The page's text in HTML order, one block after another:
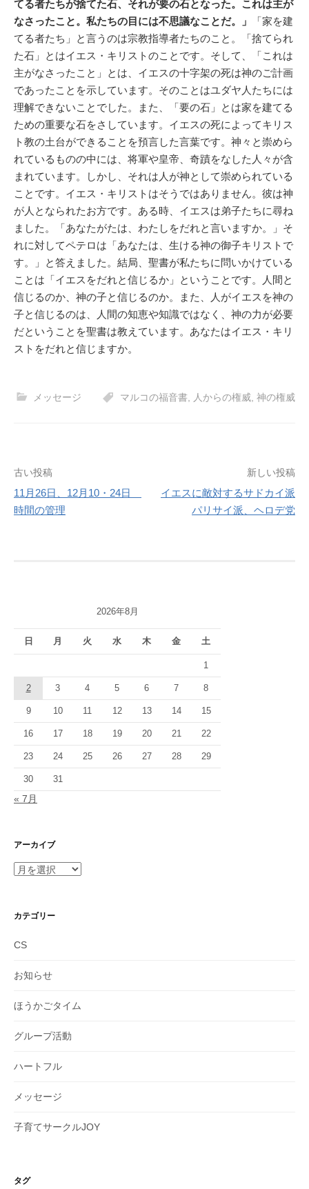
てる者たちが捨てた石、それが要の石となった。これは主が
なさったこと。私たちの目には不思議なことだ。」
「家を建
てる者たち」と言うのは宗教指導者たちのこと。「捨てられ
た石」とはイエス・キリストのことです。そして、「これは
主がなさったこと」とは、イエスの十字架の死は神のご計画
であったことを示しています。そのことはユダヤ人たちには
理解できないことでした。また、「要の石」とは家を建てる
ための重要な石をさしています。イエスの死によってキリス
ト教の土台ができることを預言した言葉です。神々と崇めら
れているものの中には、将軍や皇帝、奇蹟をなした人々が含
まれています。しかし、それは人が神として崇められている
ことです。イエス・キリストはそうではありません。彼は神
が人となられたお方です。ある時、イエスは弟子たちに尋ね
ました。「あなたがたは、わたしをだれと言いますか。」そ
れに対してペテロは「あなたは、生ける神の御子キリストで
す。」と答えました。結局、聖書が私たちに問いかけている
ことは「イエスをだれと信じるか」ということです。人間と
信じるのか、神の子と信じるのか。また、人がイエスを神の
子と信じるのは、人間の知恵や知識ではなく、神の力が必要
だということを聖書は教えています。あなたはイエス・キリ
ストをだれと信じますか。
メッセージ マルコの福音書 人からの権威 神の権威
投
稿
シ
ョ
ン
古い投稿
11月26日、12月10・24日
時間の管理
新しい投稿
イエスに敵対するサドカイ派
パリサイ派、ヘロデ党
2026年8月
日 月 火 水 木 金 土
1
2 3 4 5 6 7 8
9 10 11 12 13 14 15
16 17 18 19 20 21 22
23 24 25 26 27 28 29
30 31
« 7月
アーカイブ
ア
イ
カテゴリー
CS
お知らせ
ほうかごタイム
グループ活動
ハートフル
メッセージ
子育てサークルJOY
タグ